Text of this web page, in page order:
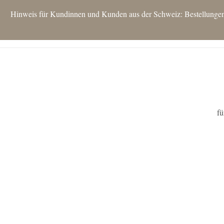
Hinweis für Kundinnen und Kunden aus der Schweiz: